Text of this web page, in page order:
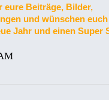
eure Beiträge, Bilder,
und wünschen
Jahr und einen Super